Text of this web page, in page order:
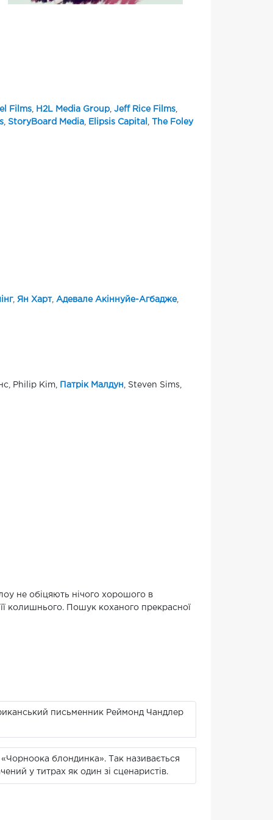
Films, H2L Media Group, Jeff Rice Films,
, StoryBoard Media, Elipsis Capital
The Foley
, Ян Харт, Адевале Акіннуйе-Агбадже,
Philip Kim, Патрік Малдун
, Steven Sims,
не обіцяють нічого хорошого в
колишнього. Пошук коханого прекрасної
письменник Реймонд Чандлер
«Чорноока блондинка». Так називається
у титрах як один зі сценаристів.